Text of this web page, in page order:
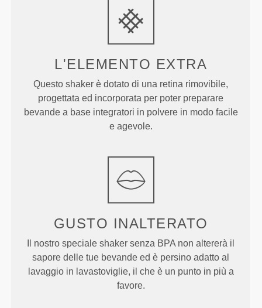
L'ELEMENTO EXTRA
Questo shaker è dotato di una retina rimovibile,
progettata ed incorporata per poter preparare
bevande a base integratori in polvere in modo facile
e agevole.
GUSTO INALTERATO
Il nostro speciale shaker senza BPA non altererà il
sapore delle tue bevande ed è persino adatto al
lavaggio in lavastoviglie, il che è un punto in più a
favore.